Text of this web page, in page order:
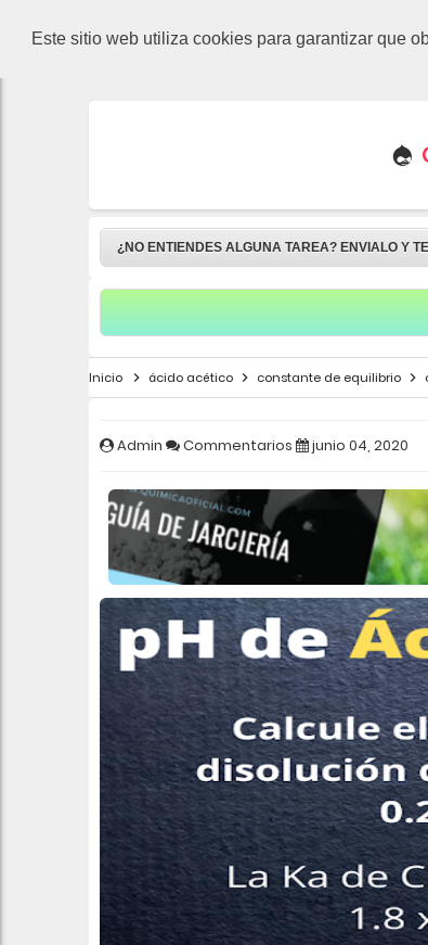
Este sitio web utiliza cookies para garantizar que
¿NO ENTIENDES ALGUNA TAREA? ENVIALO Y
Inicio ácido acético constante de equilibrio
Admin Commentarios junio 04, 2020